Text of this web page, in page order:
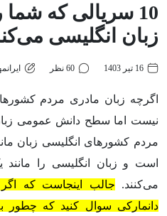
10 سریالی که
زبان انگلیسی
16 تیر 1403 60 نظر
اگرچه زبان مادری مردم
نیست اما سطح دانش عمومی
مردم کشورهای انگلیسی زبان
است و زبان انگلیسی را
می‌کنند. جالب اینجاست که
دانمارکی سوال کنید که چطور